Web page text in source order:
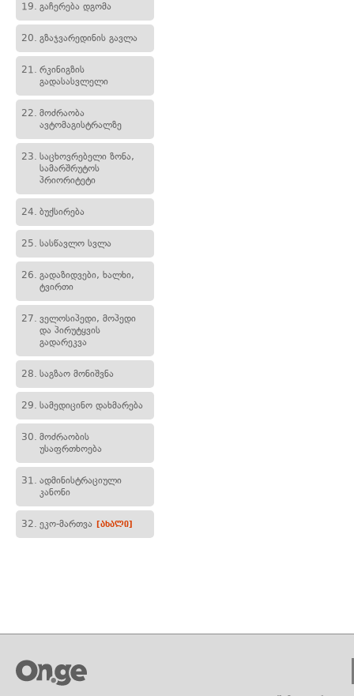
19. გაჩერება დგომა
20. გზაჯვარედინის გავლა
21. რკინიგზის
გადასასვლელი
22. მოძრაობა
ავტომაგისტრალზე
23. საცხოვრებელი ზონა,
სამარშრუტოს
პრიორიტეტი
24. ბუქსირება
25. სასწავლო სვლა
26. გადაზიდვები, ხალხი,
ტვირთი
27. ველოსიპედი, მოპედი
და პირუტყვის
გადარეკვა
28. საგზაო მონიშვნა
29. სამედიცინო დახმარება
30. მოძრაობის
უსაფრთხოება
31. ადმინისტრაციული
კანონი
32. ეკო-მართვა [ახალი]